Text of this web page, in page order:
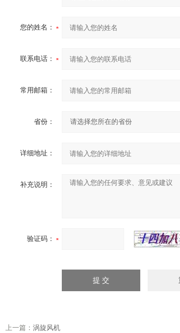
您的姓名：
联系电话：
常用邮箱：
省份：
详细地址：
补充说明：
验证码：
上一篇： 涡旋风机